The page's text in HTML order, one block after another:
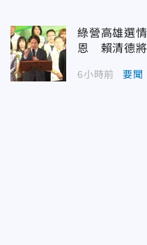
綠營高雄選
恩 賴清德將
6小時前 要聞